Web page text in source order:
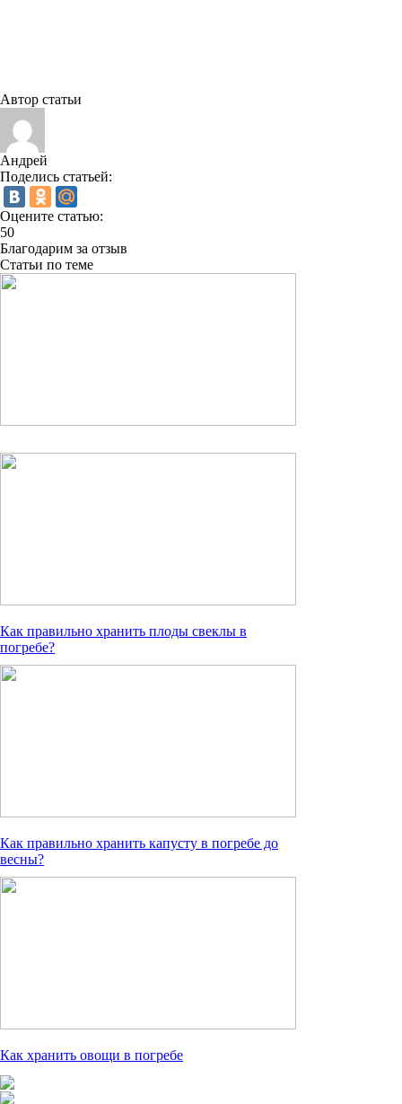
Автор статьи
Андрей
Поделись статьей:
Оцените статью:
50
Благодарим за отзыв
Статьи по теме
Как правильно хранить плоды свеклы в
погребе?
Как правильно хранить капусту в погребе до
весны?
Как хранить овощи в погребе